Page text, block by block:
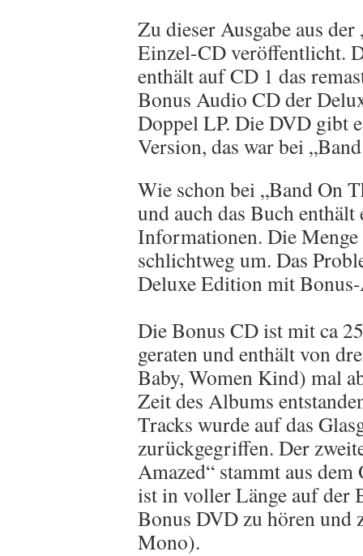
Zu dieser Ausgabe aus
Einzel-CD veröffentlicht.
enthält auf CD 1 das
Bonus Audio CD der
Doppel LP. Die DVD gibt
Version, das war bei
Wie schon bei „Band On
und auch das Buch
Informationen. Die Menge
schlichtweg um. Das
Deluxe Edition mit
Die Bonus CD ist mit ca
geraten und enthält von
Baby, Women Kind) mal
Zeit des Albums
Tracks wurde auf das
zurückgegriffen. Der
Amazed“ stammt aus
ist in voller Länge auf der
Bonus DVD zu hören und
Mono).